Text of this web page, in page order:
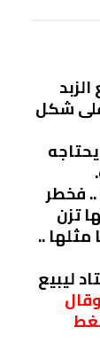
شكل
.. فخطر
تزن
مثلها ..
ليبيع
وقال